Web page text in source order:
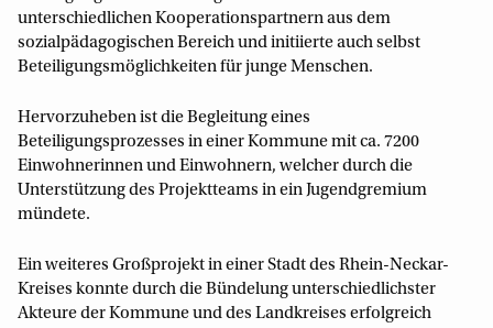
unterschiedlichen Kooperationspartnern aus dem
sozialpädagogischen Bereich und initiierte auch selbst
Beteiligungsmöglichkeiten für junge Menschen.
Hervorzuheben ist die Begleitung eines
Beteiligungsprozesses in einer Kommune mit ca. 7200
Einwohnerinnen und Einwohnern, welcher durch die
Unterstützung des Projektteams in ein Jugendgremium
mündete.
Ein weiteres Großprojekt in einer Stadt des Rhein-Neckar-
Kreises konnte durch die Bündelung unterschiedlichster
Akteure der Kommune und des Landkreises erfolgreich